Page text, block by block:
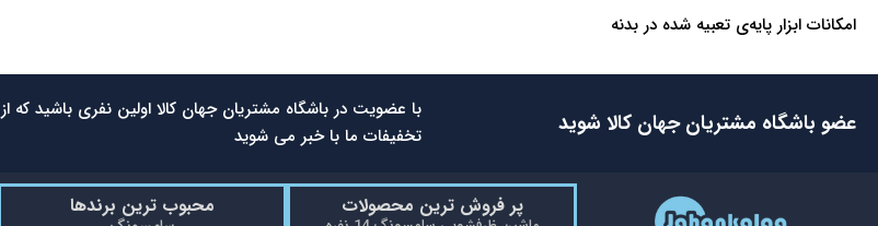
امکانات ابزار پایه‌ی تعبیه شده در بدنه
عضو باشگاه مشتریان جهان کالا شوید
با عضویت در باشگاه مشتریان جهان کالا اولین نفری باشید که از
تخفیفات ما با خبر می شوید
پر فروش ترین محصولات محبوب ترین برندها